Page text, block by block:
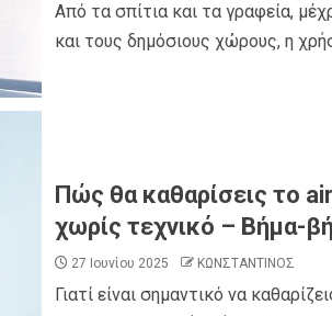
Από τα σπίτια και τα γραφεία,
και τους δημόσιους χώρους, η
Πώς θα καθαρίσεις το
χωρίς τεχνικό – Βήμα-
27 Ιουνίου 2025 ΚΩΝΣΤΑΝΤΙΝΟΣ
Γιατί είναι σημαντικό να
ΝΔ και